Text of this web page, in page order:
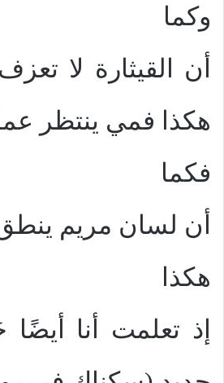
وكما
أن القيثارة لا
هكذا فمي ينتظر
فكما
أن لسان مريم
هكذا
إذ تعلمت أنا